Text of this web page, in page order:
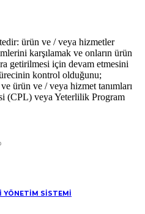
ürün ve / veya hizmetler
karşılamak ve onların ürün
getirilmesi için devam etmesini
kontrol olduğunu;
ürün ve / veya hizmet tanımları
(CPL) veya Yeterlilik Program
YÖNETİM SİSTEMİ